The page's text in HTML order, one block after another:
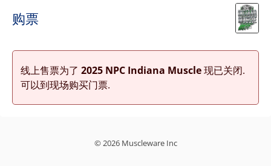
购票
线上售票为了 2025 NPC Indiana Muscle现已关闭.
可以到现场购买门票.
© 2026 Muscleware Inc